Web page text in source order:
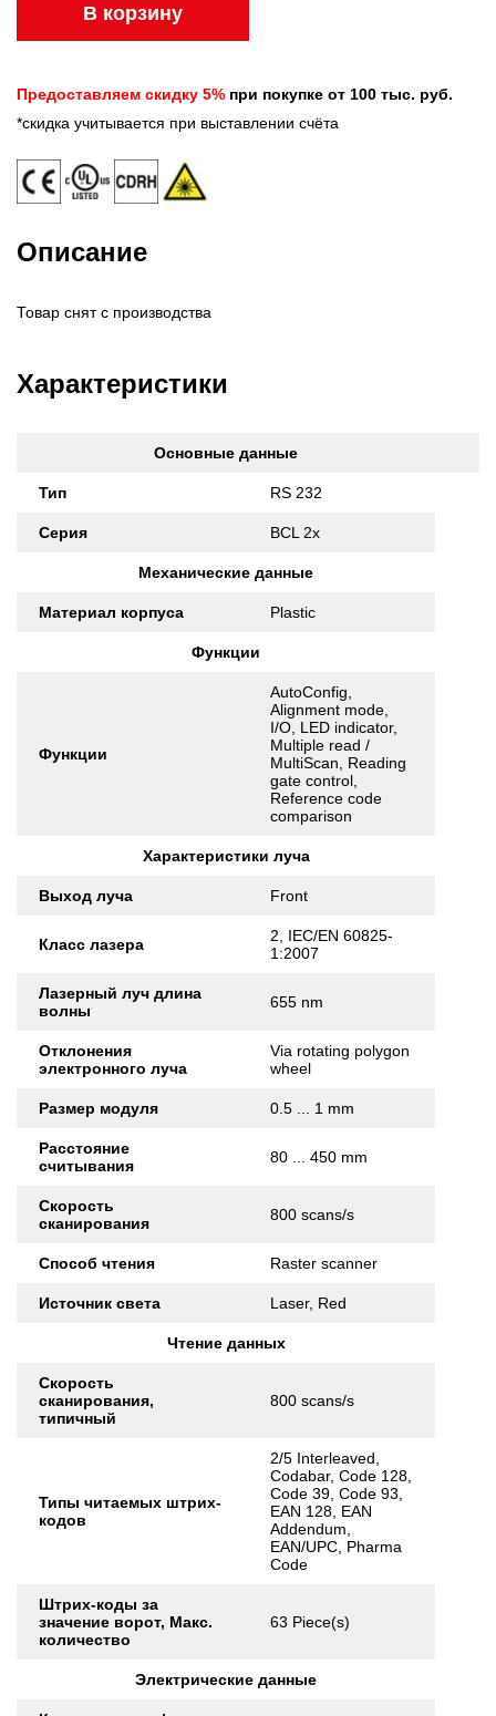
В корзину
Предоставляем скидку 5% при покупке от 100 тыс. руб.
*скидка учитывается при выставлении счёта
Описание
Товар снят с производства
Характеристики
Основные данные
Тип RS 232
Серия BCL 2x
Механические данные
Материал корпуса Plastic
Функции
Функции
AutoConfig,
Alignment mode,
I/O, LED indicator,
Multiple read /
MultiScan, Reading
gate control,
Reference code
comparison
Характеристики луча
Выход луча Front
Класс лазера
2, IEC/EN 60825-
1:2007
Лазерный луч длина
волны
655 nm
Отклонения
электронного луча
Via rotating polygon
wheel
Размер модуля 0.5 ... 1 mm
Расстояние
считывания
80 ... 450 mm
Скорость
сканирования
800 scans/s
Способ чтения Raster scanner
Источник света Laser, Red
Чтение данных
Скорость
сканирования,
типичный
800 scans/s
Типы читаемых штрих-
кодов
2/5 Interleaved,
Codabar, Code 128,
Code 39, Code 93,
EAN 128, EAN
Addendum,
EAN/UPC, Pharma
Code
Штрих-коды за
значение ворот, Макс.
количество
63 Piece(s)
Электрические данные